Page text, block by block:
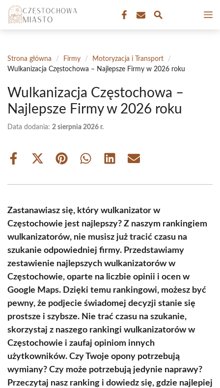
Przejdź
treści
Strona główna / Firmy / Motoryzacja i Transport
/
Wulkanizacja Częstochowa – Najlepsze Firmy w 2026 roku
Wulkanizacja Częstochowa –
Najlepsze Firmy w 2026 roku
Data dodania: 2 sierpnia 2026 r.
Share
Share
(Twitter)
Share Share Share Share
Zastanawiasz się, który wulkanizator w
Częstochowie jest najlepszy? Z naszym rankingiem
wulkanizatorów, nie musisz już tracić czasu na
szukanie odpowiedniej firmy. Przedstawiamy
zestawienie najlepszych wulkanizatorów w
Częstochowie, oparte na liczbie opinii i ocen w
Google Maps. Dzięki temu rankingowi, możesz być
pewny, że podjecie świadomej decyzji stanie się
prostsze i szybsze. Nie trać czasu na szukanie,
skorzystaj z naszego rankingi wulkanizatorów w
Częstochowie i zaufaj opiniom innych
użytkowników. Czy Twoje opony potrzebują
wymiany? Czy może potrzebują jedynie naprawy?
Przeczytaj nasz ranking i dowiedz się, gdzie najlepiej